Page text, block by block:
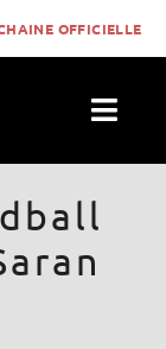
OFFICIELLE